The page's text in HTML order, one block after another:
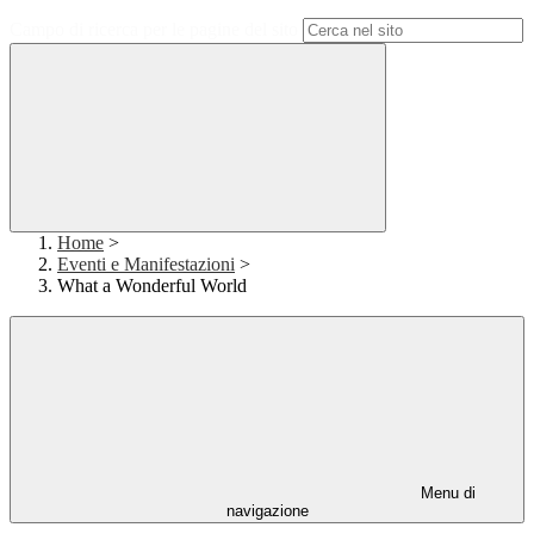
Home >
Eventi e Manifestazioni >
What a Wonderful World
Menu di
navigazione